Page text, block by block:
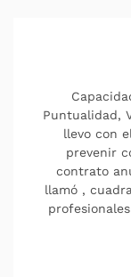
Puntualidad,
llevo con
prevenir
contrato
llamó ,